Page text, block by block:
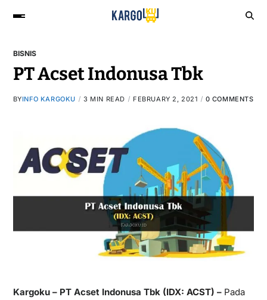
BISNIS
PT Acset Indonusa Tbk
BYINFO KARGOKU 3 MIN READ FEBRUARY 2, 2021 0 COMMENTS
Kargoku – PT Acset Indonusa Tbk (IDX: ACST) –Pada